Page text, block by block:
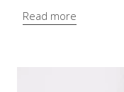
Read more